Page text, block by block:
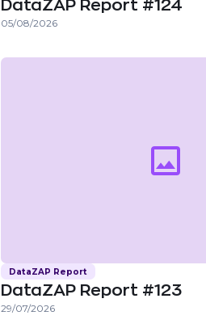
DataZAP Report #124
05/08/2026
DataZAP Report
DataZAP Report #123
29/07/2026